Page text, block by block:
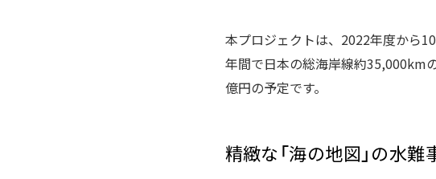
本プロジェクトは、2022年度から
年間で日本の総海岸線約35,000km
億円の予定です。
精緻な「海の地図」の水